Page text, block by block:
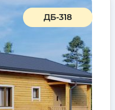
ДБ-318